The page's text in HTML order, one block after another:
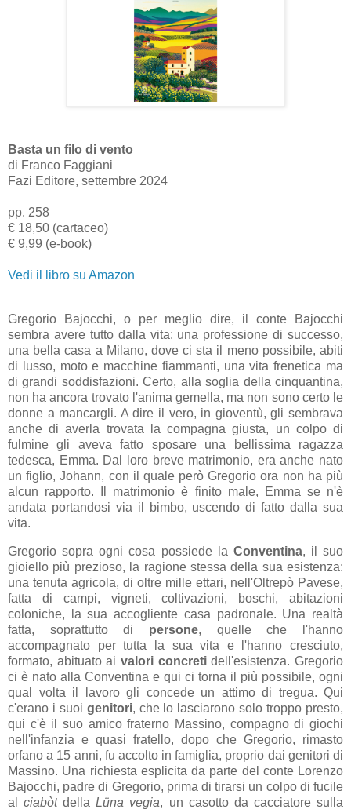
Basta un filo di vento
di Franco Faggiani
Fazi Editore, settembre 2024
pp. 258
€ 18,50 (cartaceo)
€ 9,99 (e-book)
Vedi il libro su Amazon
Gregorio Bajocchi, o per meglio dire, il conte Bajocchi
sembra avere tutto dalla vita: una professione di successo,
una bella casa a Milano, dove ci sta il meno possibile, abiti
di lusso, moto e macchine fiammanti, una vita frenetica ma
di grandi soddisfazioni. Certo, alla soglia della cinquantina,
non ha ancora trovato l'anima gemella, ma non sono certo le
donne a mancargli. A dire il vero, in gioventù, gli sembrava
anche di averla trovata la compagna giusta, un colpo di
fulmine gli aveva fatto sposare una bellissima ragazza
tedesca, Emma. Dal loro breve matrimonio, era anche nato
un figlio, Johann, con il quale però Gregorio ora non ha più
alcun rapporto. Il matrimonio è finito male, Emma se n'è
andata portandosi via il bimbo, uscendo di fatto dalla sua
vita.
Gregorio sopra ogni cosa possiede la Conventina, il suo
gioiello più prezioso, la ragione stessa della sua esistenza:
una tenuta agricola, di oltre mille ettari, nell'Oltrepò Pavese,
fatta di campi, vigneti, coltivazioni, boschi, abitazioni
coloniche, la sua accogliente casa padronale. Una realtà
fatta, soprattutto di persone, quelle che l'hanno
accompagnato per tutta la sua vita e l'hanno cresciuto,
formato, abituato ai valori concretidell'esistenza. Gregorio
ci è nato alla Conventina e qui ci torna il più possibile, ogni
qual volta il lavoro gli concede un attimo di tregua. Qui
c'erano i suoi genitori, che lo lasciarono solo troppo presto,
qui c'è il suo amico fraterno Massino, compagno di giochi
nell'infanzia e quasi fratello, dopo che Gregorio, rimasto
orfano a 15 anni, fu accolto in famiglia, proprio dai genitori di
Massino. Una richiesta esplicita da parte del conte Lorenzo
Bajocchi, padre di Gregorio, prima di tirarsi un colpo di fucile
alciabòtdella Lüna vegia, un casotto da cacciatore sulla